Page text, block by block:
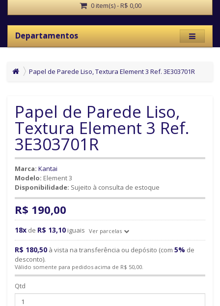
0 item(s) - R$ 0,00
Departamentos
Papel de Parede Liso, Textura Element 3 Ref. 3E303701R
Papel de Parede Liso,
Textura Element 3 Ref.
3E303701R
Marca: Kantai
Modelo: Element 3
Disponibilidade: Sujeito à consulta de estoque
R$ 190,00
18x de R$ 13,10 iguais Ver parcelas
R$ 180,50 à vista na transferência ou depósito (com 5% de
desconto).
Válido somente para pedidos acima de R$ 50,00.
Qtd